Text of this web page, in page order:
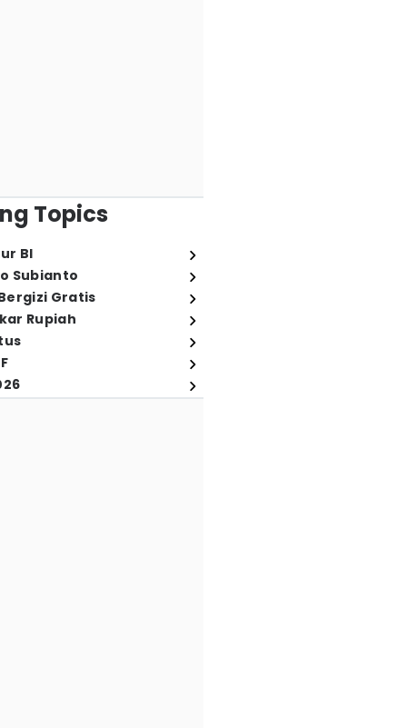
Topics
BI
Subianto
Gratis
Rupiah